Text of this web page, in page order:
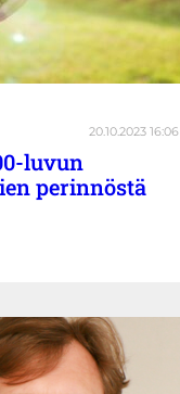
20.10.2023 16:06
luvun
perinnöstä